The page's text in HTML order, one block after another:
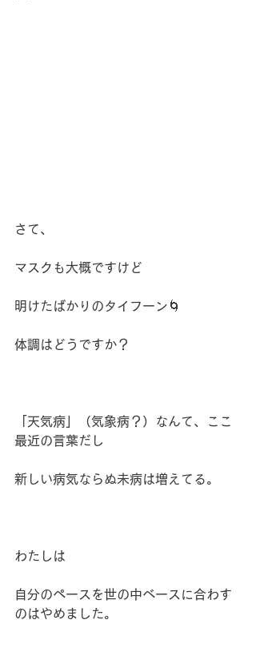
さて、
マスクも大概ですけど
明けたばかりのタイフーン🌀
体調はどうですか？
「天気病」（気象病？）なんて、ここ
最近の言葉だし
新しい病気ならぬ未病は増えてる。
わたしは
自分のペースを世の中ベースに合わす
のはやめました。